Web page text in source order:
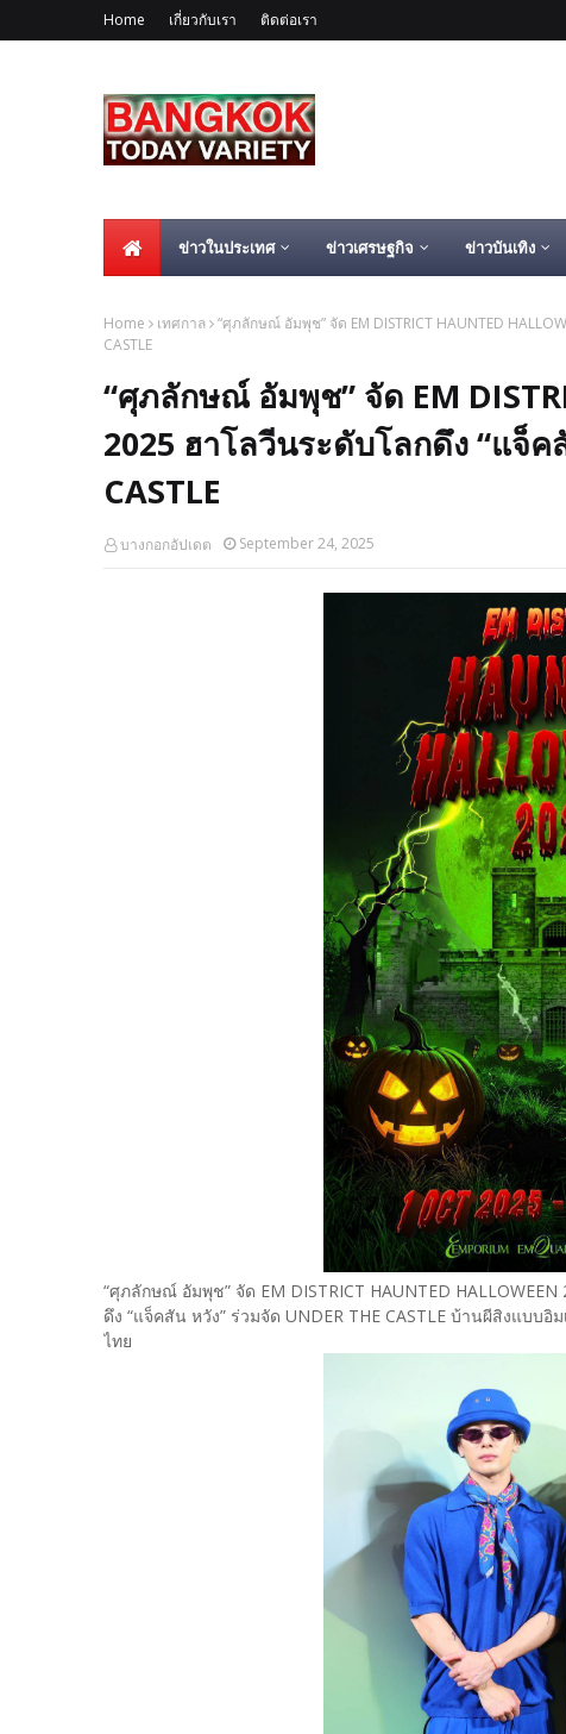
Home เกี่ยวกับเรา ติดต่อเรา
ข่าวในประเทศ ข่าวเศรษฐกิจ ข่าวบันเทิง
Home เทศกาล “ศุภลักษณ์ อัมพุช” จัด EM DISTRICT HAUNTED
CASTLE
“ศุภลักษณ์ อัมพุช” จัด EM
2025 ฮาโลวีนระดับโลกดึง “แจ็ค
CASTLE
บางกอกอัปเดต September 24, 2025
“ศุภลักษณ์ อัมพุช” จัด EM DISTRICT HAUNTED
ดึง “แจ็คสัน หวัง” ร่วมจัด UNDER THE CASTLE บ้านผีสิงแบ
ไทย